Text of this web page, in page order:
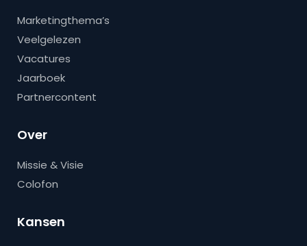
Marketingthema’s
Veelgelezen
Vacatures
Jaarboek
Partnercontent
Over
Missie & Visie
Colofon
Kansen